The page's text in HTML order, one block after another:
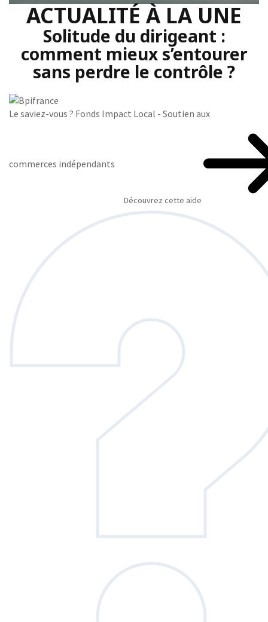
ACTUALITÉ À LA UNE
Solitude du dirigeant :
comment mieux s’entourer
sans perdre le contrôle ?
Le saviez-vous ? Fonds Impact Local - Soutien aux
commerces indépendants
Découvrez cette aide